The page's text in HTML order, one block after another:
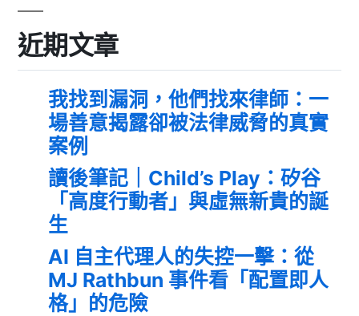
近期文章
我找到漏洞，他們找來律師：一
場善意揭露卻被法律威脅的真實
案例
讀後筆記｜Child’s Play：矽谷
「高度行動者」與虛無新貴的誕
生
AI 自主代理人的失控一擊：從
MJ Rathbun 事件看「配置即人
格」的危險